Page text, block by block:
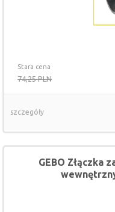
Stara cena
74,25 PLN
szczegóły
GEBO Złączka